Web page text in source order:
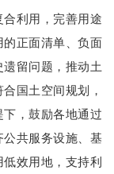
利用，完善用途
正面清单、负面
留问题，推动土
国土空间规划，
，鼓励各地通过
共服务设施、基
效用地，支持利